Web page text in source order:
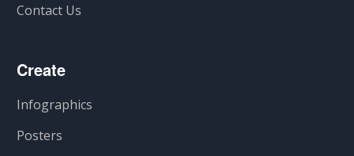
Contact Us
Create
Infographics
Posters